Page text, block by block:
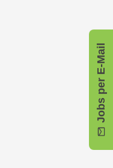
Jobs per E-Mail